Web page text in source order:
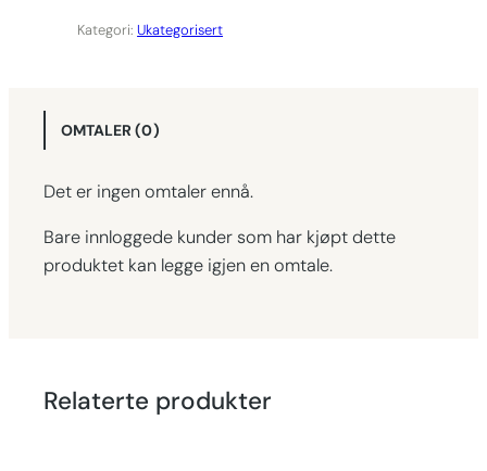
Kategori:Ukategorisert
OMTALER (0)
Det er ingen omtaler ennå.
Bare innloggede kunder som har kjøpt dette
produktet kan legge igjen en omtale.
Relaterte produkter